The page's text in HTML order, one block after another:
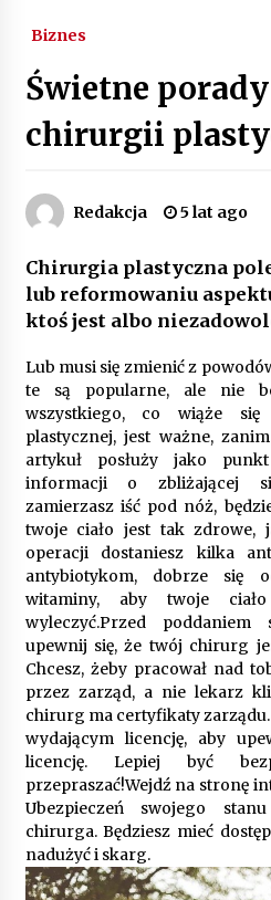
Poczucie
4 miesiące ago
zamontować
4 miesiące ago
Piece do pizzy –
drewno, gaz i prąd
Oferta z
– nowoczesne
9 miesięcy ago
Filtrowanie
skrawaniem –
jakość detali
9 miesięcy ago
Automatyzacja
– oszczędność
9 miesięcy ago
Startpolish w
nowy język?
10 miesięcy ago
Zakopane:
wymagających
Biznes
Świetne
chirurgii
Redakcja 5 lat ago
Chirurgia plastyczna
lub reformowaniu
ktoś jest albo
Lub musi się zmienić z
te są popularne, ale nie
wszystkiego, co wiąże
plastycznej, jest ważne,
artykuł posłuży jako
informacji o zbliżającej
zamierzasz iść pod nóż,
twoje ciało jest tak zdrowe,
operacji dostaniesz kilka
antybiotykom, dobrze się
witaminy, aby twoje
wyleczyć.Przed
upewnij się, że twój chirurg
Chcesz, żeby pracował nad
przez zarząd, a nie lekarz
chirurg ma certyfikaty
wydającym licencję, aby
licencję. Lepiej być
przepraszać!Wejdź na stronę
Ubezpieczeń swojego
chirurga. Będziesz mieć
nadużyć i skarg.